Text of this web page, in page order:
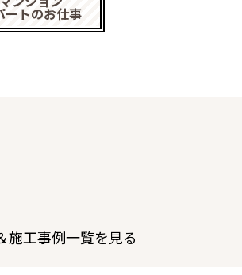
ートのお仕事
施工事例一覧を見る